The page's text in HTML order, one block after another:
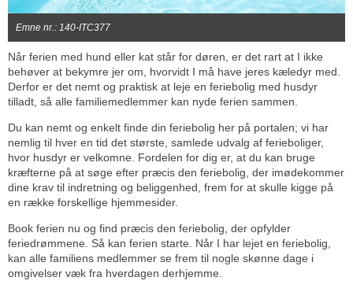
Emne nr.: 140-ITC377
Når ferien med hund eller kat står for døren, er det rart at I ikke
behøver at bekymre jer om, hvorvidt I må have jeres kæledyr med.
Derfor er det nemt og praktisk at leje en feriebolig med husdyr
tilladt, så alle familiemedlemmer kan nyde ferien sammen.
Du kan nemt og enkelt finde din feriebolig her på portalen; vi har
nemlig til hver en tid det største, samlede udvalg af ferieboliger,
hvor husdyr er velkomne. Fordelen for dig er, at du kan bruge
kræfterne på at søge efter præcis den feriebolig, der imødekommer
dine krav til indretning og beliggenhed, frem for at skulle kigge på
en række forskellige hjemmesider.
Book ferien nu og find præcis den feriebolig, der opfylder
feriedrømmene. Så kan ferien starte. Når I har lejet en feriebolig,
kan alle familiens medlemmer se frem til nogle skønne dage i
omgivelser væk fra hverdagen derhjemme.